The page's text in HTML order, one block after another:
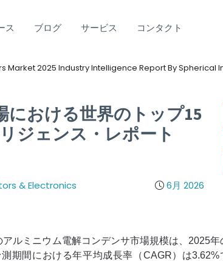
ス ブログ サービス コンタクト
2025 Industry Intelligence Report By Spherical
における世界のトップ15
ジェンス・レポート
& Electronics 6月 2026
ルミニウム電解コンデンサ市場規模は、2025
期間における年平均成長率（CAGR）は